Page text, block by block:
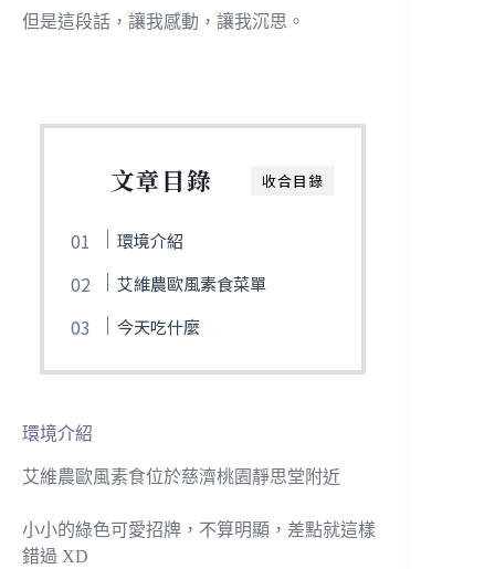
但是這段話，讓我感動，讓我沉思。
收合目錄
文章目錄
環境介紹
艾維農歐風素食菜單
今天吃什麼
環境介紹
艾維農歐風素食位於慈濟桃園靜思堂附近
小小的綠色可愛招牌，不算明顯，差點就這樣
錯過 XD